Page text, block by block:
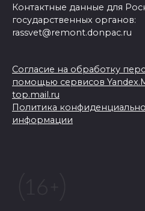
Контактные данные для
государственных органов:
rassvet@remont.donpac.ru
Согласие на обработку
помощью сервисов
top.mail.ru
Политика
информации